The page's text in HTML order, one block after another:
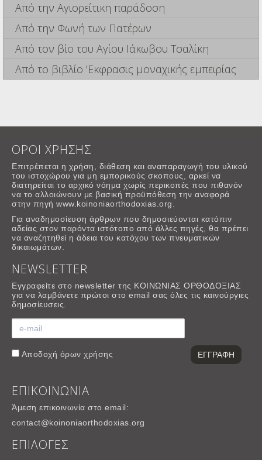
Από την Αγιορείτικη παράδοση
Από την Φωνή των Πατέρων
Από τον βίο του Αγίου Ιάκωβου Τσαλίκη
Από το βιβλίο 'Εκφρασις μοναχικής εμπειρίας
ΟΡΟΙ ΧΡΗΣΗΣ
Επιτρέπεται η χρήση, διάθεση και αναπαραγωγή του υλικού
του ιστοχώρου για μη εμπορικούς σκοπους, αρκεί να
διατηρείται το αρχικό νόημα χωρίς περικοπές που πιθανόν
να το αλλοιώνουν με βασική προϋπόθεση την αναφορά
στην πηγή www.koinoniaorthodoxias.org.
Για αναδημοσίευση άρθρων που δημοσιεύονται κατόπιν
αδείας στον παρόντα ιστότοπο από άλλες πηγές, θα πρέπει
να αναζητηθεί η άδεια του κατόχου των πνευματικών
δικαιωμάτων.
NEWSLETTER
Εγγραφείτε στο newsletter της ΚΟΙΝΩΝΙΑΣ ΟΡΘΟΔΟΞΙΑΣ
για να λαμβάνετε πρώτοι στο email σας όλες τις καινούργιες
δημοσίευσεις.
Αποδοχή όρων χρήσης
ΕΠΙΚΟΙΝΩΝΙΑ
Άμεση επικοινωνία στο email:
contact@koinoniaorthodoxias.org
ΕΠΙΛΟΓΕΣ